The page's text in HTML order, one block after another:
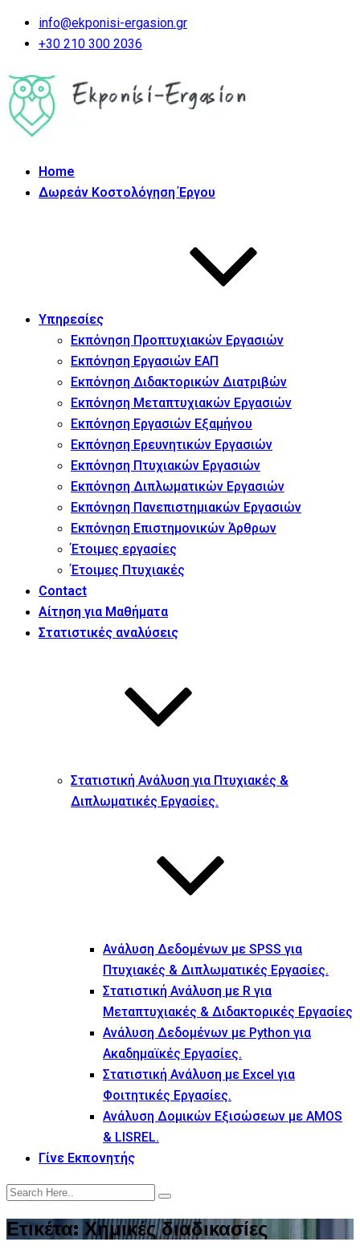
info@ekponisi-ergasion.gr
+30 210 300 2036
Home
Δωρεάν Κοστολόγηση Έργου
Υπηρεσίες
Εκπόνηση Προπτυχιακών Εργασιών
Εκπόνηση Εργασιών ΕΑΠ
Εκπόνηση Διδακτορικών Διατριβών
Εκπόνηση Μεταπτυχιακών Εργασιών
Εκπόνηση Εργασιών Εξαμήνου
Εκπόνηση Ερευνητικών Εργασιών
Εκπόνηση Πτυχιακών Εργασιών
Εκπόνηση Διπλωματικών Εργασιών
Εκπόνηση Πανεπιστημιακών Εργασιών
Εκπόνηση Επιστημονικών Άρθρων
Έτοιμες εργασίες
Έτοιμες Πτυχιακές
Contact
Αίτηση για Μαθήματα
Στατιστικές αναλύσεις
Στατιστική Ανάλυση για Πτυχιακές &
Διπλωματικές Εργασίες.
Ανάλυση Δεδομένων με SPSS για
Πτυχιακές & Διπλωματικές Εργασίες.
Στατιστική Ανάλυση με R για
Μεταπτυχιακές & Διδακτορικές Εργασίες
Ανάλυση Δεδομένων με Python για
Ακαδημαϊκές Εργασίες.
Στατιστική Ανάλυση με Excel για
Φοιτητικές Εργασίες.
Ανάλυση Δομικών Εξισώσεων με AMOS
& LISREL.
Γίνε Εκπονητής
Ετικέτα: Χημικές διαδικασίες